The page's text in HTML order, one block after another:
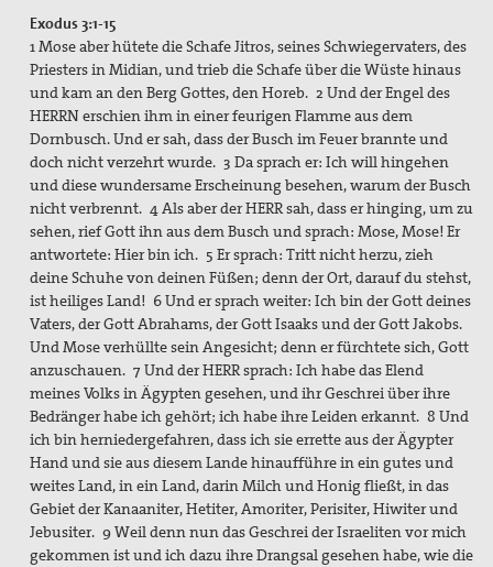
Exodus 3:1-15
1 Mose aber hütete die Schafe Jitros, seines Schwiegervaters, des
Priesters in Midian, und trieb die Schafe über die Wüste hinaus
und kam an den Berg Gottes, den Horeb. 2 Und der Engel des
HERRN erschien ihm in einer feurigen Flamme aus dem
Dornbusch. Und er sah, dass der Busch im Feuer brannte und
doch nicht verzehrt wurde. 3 Da sprach er: Ich will hingehen
und diese wundersame Erscheinung besehen, warum der Busch
nicht verbrennt. 4 Als aber der HERR sah, dass er hinging, um zu
sehen, rief Gott ihn aus dem Busch und sprach: Mose, Mose! Er
antwortete: Hier bin ich. 5 Er sprach: Tritt nicht herzu, zieh
deine Schuhe von deinen Füßen; denn der Ort, darauf du stehst,
ist heiliges Land! 6 Und er sprach weiter: Ich bin der Gott deines
Vaters, der Gott Abrahams, der Gott Isaaks und der Gott Jakobs.
Und Mose verhüllte sein Angesicht; denn er fürchtete sich, Gott
anzuschauen. 7 Und der HERR sprach: Ich habe das Elend
meines Volks in Ägypten gesehen, und ihr Geschrei über ihre
Bedränger habe ich gehört; ich habe ihre Leiden erkannt. 8 Und
ich bin herniedergefahren, dass ich sie errette aus der Ägypter
Hand und sie aus diesem Lande hinaufführe in ein gutes und
weites Land, in ein Land, darin Milch und Honig fließt, in das
Gebiet der Kanaaniter, Hetiter, Amoriter, Perisiter, Hiwiter und
Jebusiter. 9 Weil denn nun das Geschrei der Israeliten vor mich
gekommen ist und ich dazu ihre Drangsal gesehen habe, wie die